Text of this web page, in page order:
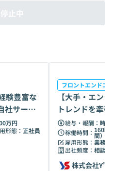
イアントのビジネスサイドと
資など、多彩に展開していま
としてビジネス課題を解決す
クライアントワークのノウハ
発を行うデザインプラットフ
プまで、様々なクライアント
手伝いをしています。主な事
出前館、Unipos、モチベーシ
を活かし、デザインを必要と
止中
験豊富な
社サービ
万円
形態： 正社員
フロントエンドエ
【大手・エン
トレンドを牽
エンジニア募
給与・報酬： 時
稼働時間： 160時
間）
雇用形態： 業務委
出社頻度： 相談
株式会社Y's